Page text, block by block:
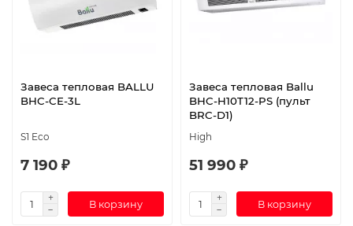
Завеса тепловая BALLU
BHC-CE-3L
S1 Eco
7 190 ₽
В корзину
Завеса тепловая Ballu
BHC-H10T12-PS (пульт
BRC-D1)
High
51 990 ₽
В корзину